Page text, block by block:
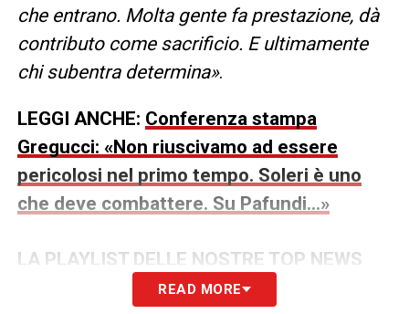
che entrano. Molta gente fa prestazione, dà
contributo come sacrificio. E ultimamente
chi subentra determina».
LEGGI ANCHE: Conferenza stampa
Gregucci: «Non riuscivamo ad essere
pericolosi nel primo tempo. Soleri è uno
che deve combattere. Su Pafundi…»
LA PLAYLIST DELLE NOSTRE TOP NEWS
READ MORE